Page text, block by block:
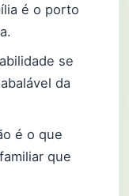
é o porto
se
da
é o que
que